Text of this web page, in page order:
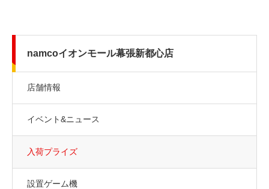
namcoイオンモール幕張新都心店
店舗情報
イベント&ニュース
入荷プライズ
設置ゲーム機